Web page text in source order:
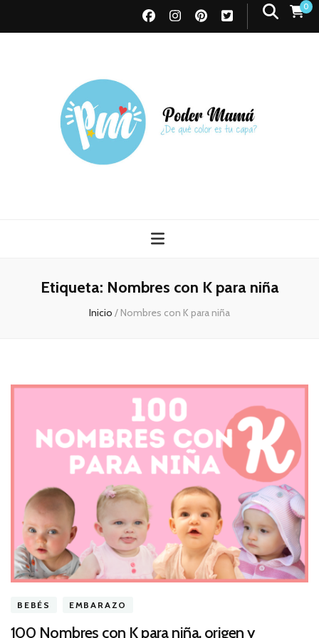
0
Etiqueta: Nombres con K para niña
Inicio / Nombres con K para niña
BEBÉS EMBARAZO
100 Nombres con K para niña, origen y